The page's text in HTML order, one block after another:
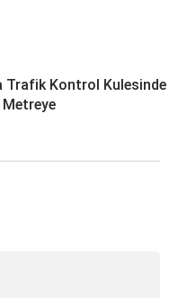
Trafik Kontrol Kulesinde
Metreye